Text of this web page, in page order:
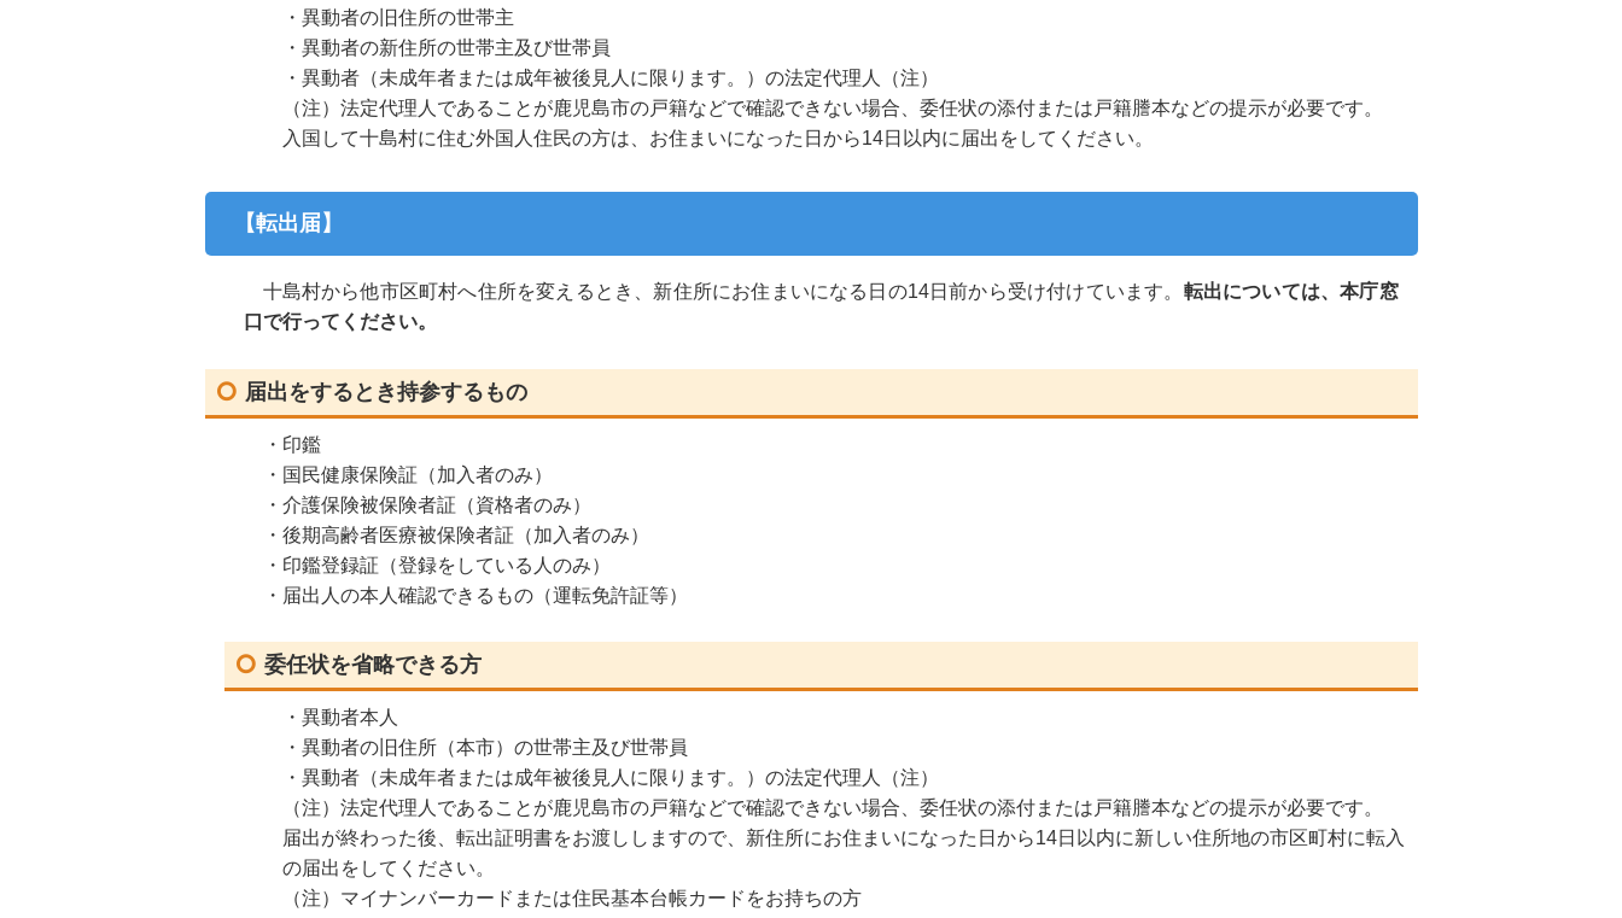
・異動者の旧住所の世帯主
・異動者の新住所の世帯主及び世帯員
・異動者（未成年者または成年被後見人に限ります。）の法定代理人（注）
（注）法定代理人であることが鹿児島市の戸籍などで確認できない場合、委任状の添付または戸籍謄本などの提示が必要です。
入国して十島村に住む外国人住民の方は、お住まいになった日から14日以内に届出をしてください。
【転出届】
十島村から他市区町村へ住所を変えるとき、新住所にお住まいになる日の14日前から受け付けています。 転出については、本庁窓
口で行ってください。
届出をするとき持参するもの
・印鑑
・国民健康保険証（加入者のみ）
・介護保険被保険者証（資格者のみ）
・後期高齢者医療被保険者証（加入者のみ）
・印鑑登録証（登録をしている人のみ）
・届出人の本人確認できるもの（運転免許証等）
委任状を省略できる方
・異動者本人
・異動者の旧住所（本市）の世帯主及び世帯員
・異動者（未成年者または成年被後見人に限ります。）の法定代理人（注）
（注）法定代理人であることが鹿児島市の戸籍などで確認できない場合、委任状の添付または戸籍謄本などの提示が必要です。
届出が終わった後、転出証明書をお渡ししますので、新住所にお住まいになった日から14日以内に新しい住所地の市区町村に転入
の届出をしてください。
（注）マイナンバーカードまたは住民基本台帳カードをお持ちの方